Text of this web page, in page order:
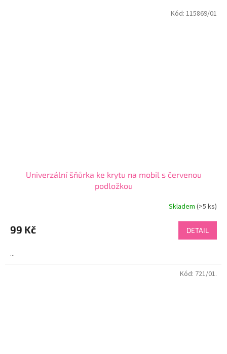
Univerzální šňůrka ke krytu na mobil s červenou
podložkou
produktu
je
z
5
Skladem(>5 ks)
99 Kč DETAIL
...
Kód: 115869/01
Kód: 721/01.